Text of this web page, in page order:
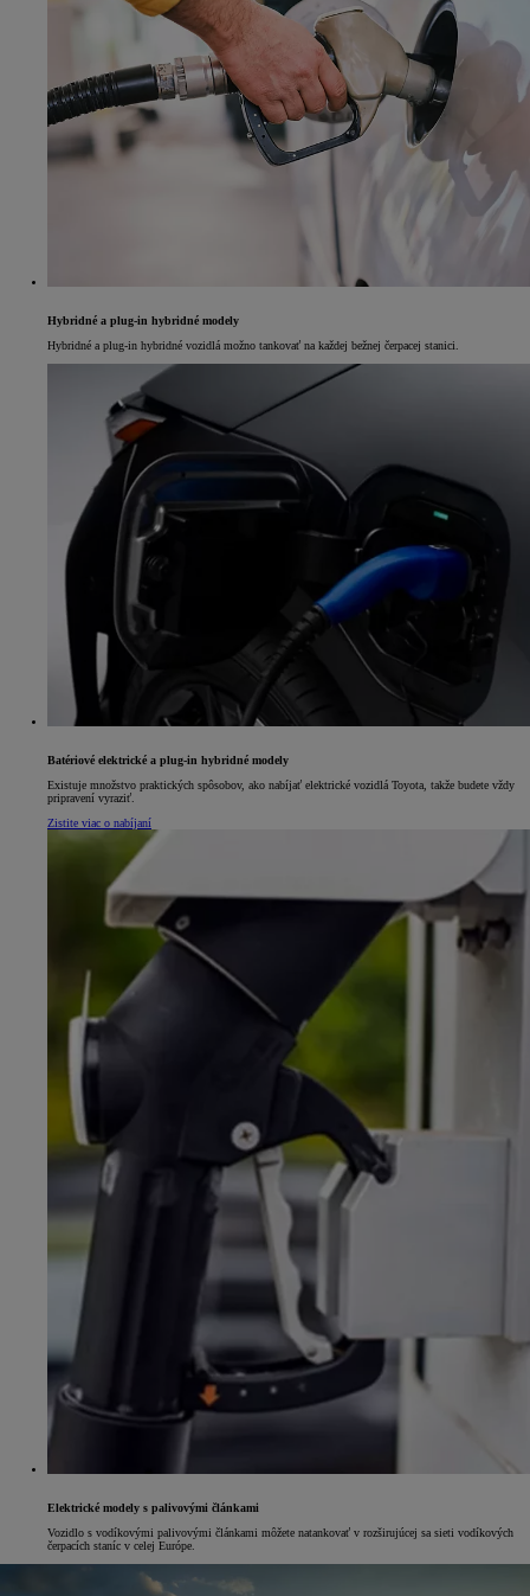
Hybridné a plug-in hybridné modely
Hybridné a plug-in hybridné vozidlá možno tankovať na každej bežnej čerpacej stanici.
Batériové elektrické a plug-in hybridné modely
Existuje množstvo praktických spôsobov, ako nabíjať elektrické vozidlá Toyota, takže budete vždy
pripravení vyraziť.
Zistite viac o nabíjaní
Elektrické modely s palivovými článkami
Vozidlo s vodíkovými palivovými článkami môžete natankovať v rozširujúcej sa sieti vodíkových
čerpacích staníc v celej Európe.